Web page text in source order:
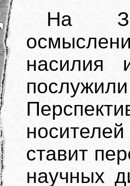
На
насилия
ставит
научных